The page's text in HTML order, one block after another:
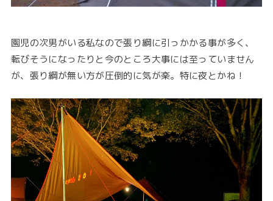
園児の次男がいる私なので張り綱に引っかかる事が多く、
転びそうになったりと今のところ大事には至っていません
が、張り綱が無い方が圧倒的に気が楽。特に夜とかね！